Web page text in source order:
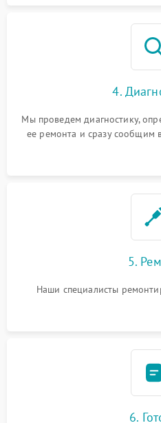
4.
Мы проведем диагностику,
ее ремонта и сразу сообщим
5.
Наши специалисты
6.